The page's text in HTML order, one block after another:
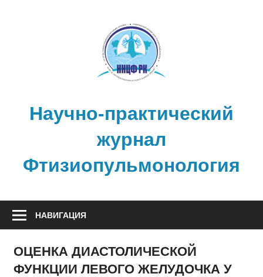
Научно-практический
журнал
Фтизиопульмонология
НАВИГАЦИЯ
ОЦЕНКА ДИАСТОЛИЧЕСКОЙ
ФУНКЦИИ ЛЕВОГО ЖЕЛУДОЧКА У